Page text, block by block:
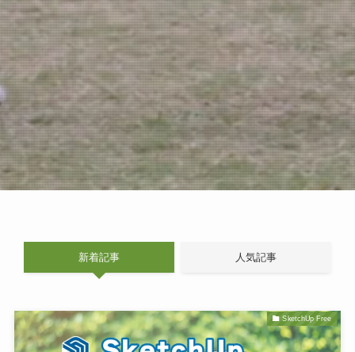
新着記事 人気記事
SketchUp Free